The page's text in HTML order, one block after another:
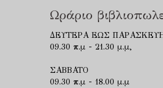
Ωράριο
ΔΕΥΤΕΡΑ ΕΩΣ
09.30 π.μ - 21.30 μ.μ,
ΣΑΒΒΑΤΟ
09.30 π.μ - 18.00 μ.μ